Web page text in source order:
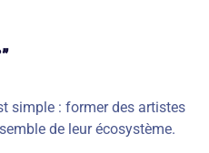
simple : former des artistes
de leur écosystème.